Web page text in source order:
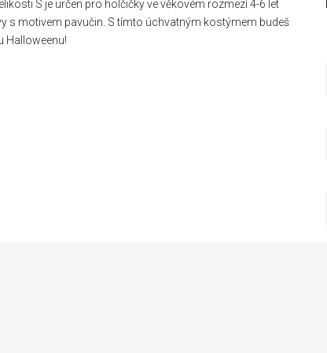
S je určen pro holčičky ve věkovém rozmezí 4-6 let
s motivem pavučin. S tímto úchvatným kostýmem budeš
Halloweenu!